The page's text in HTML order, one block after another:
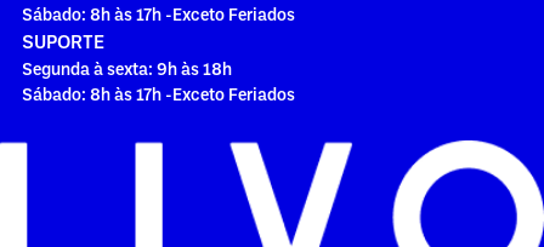
Sábado: 8h às 17h -Exceto Feriados
SUPORTE
Segunda à sexta: 9h às 18h
Sábado: 8h às 17h -Exceto Feriados